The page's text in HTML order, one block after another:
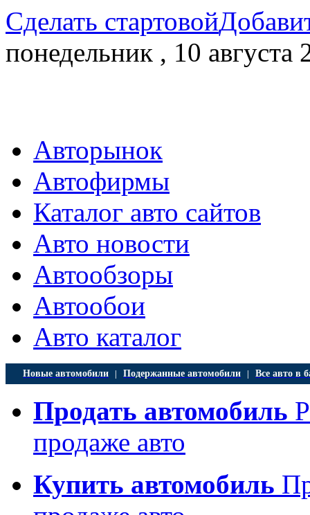
Сделать стартовой
понедельник , 10 августа
Авторынок
Автофирмы
Каталог авто сайтов
Авто новости
Автообзоры
Автообои
Авто каталог
Новые автомобили Подержанные автомобили Все авто в
Продать автомобиль
продаже авто
Купить автомобиль